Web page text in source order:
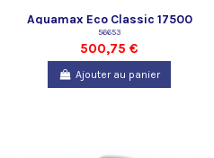
Aquamax Eco Classic 17500
56653
500,75 €
Ajouter au panier